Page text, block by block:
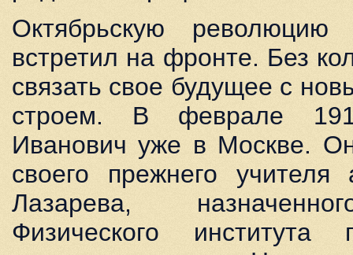
Октябрьскую
встретил на фронте. Без
связать свое будущее с
строем. В феврале
Иванович уже в Москве.
своего прежнего
Лазарева,
Физического института